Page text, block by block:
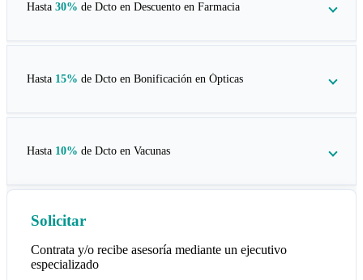
Hasta 30% de Dcto en Descuento en Farmacia
Hasta 15% de Dcto en Bonificación en Ópticas
Hasta 10% de Dcto en Vacunas
Solicitar
Contrata y/o recibe asesoría mediante un ejecutivo
especializado